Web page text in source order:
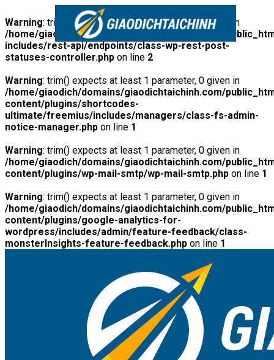
Warning: trim() expects at least 1 parameter, 0 given in
/home/giaodich/domains/giaodichtaichinh.com/
includes/rest-api/endpoints/class-wp-rest-post-
statuses-controller.php on line 2
Warning: trim() expects at least 1 parameter, 0 given in
/home/giaodich/domains/giaodichtaichinh.com/
content/plugins/shortcodes-
ultimate/freemius/includes/managers/class-fs-admin-
notice-manager.php on line 1
Warning: trim() expects at least 1 parameter, 0 given in
/home/giaodich/domains/giaodichtaichinh.com/
content/plugins/wp-mail-smtp/wp-mail-smtp.php on line 1
Warning: trim() expects at least 1 parameter, 0 given in
/home/giaodich/domains/giaodichtaichinh.com/
content/plugins/google-analytics-for-
wordpress/includes/admin/feature-feedback/class-
monsterInsights-feature-feedback.php on line 1